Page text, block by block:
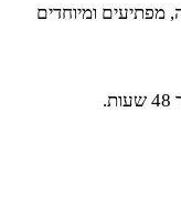
מפתיעים ומיוחדים